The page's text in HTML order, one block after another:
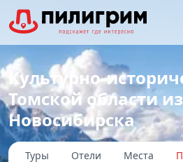
Культурно-
Томской области из
Новосибирска
Туры Отели Места